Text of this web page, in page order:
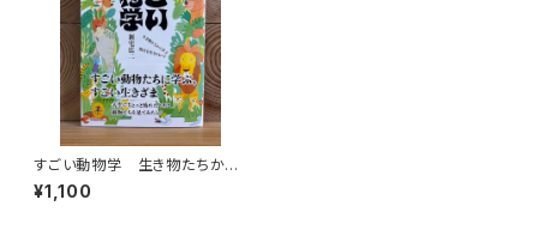
すごい動物学 生き物たちから
学ぶ明日を生きるヒント
¥1,100